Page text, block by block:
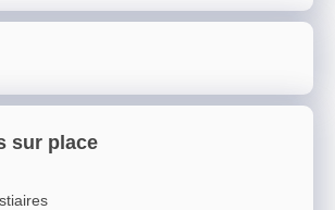
sur place